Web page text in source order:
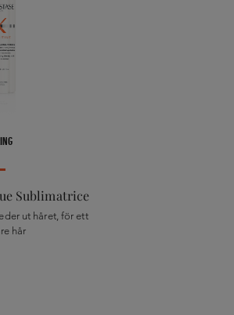
Sublimatrice
ut håret, för ett
hår